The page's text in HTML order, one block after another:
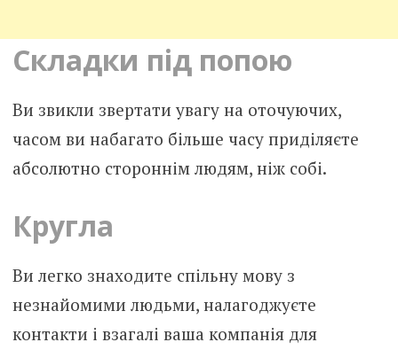
Складки під попою
Ви звикли звертати увагу на оточуючих,
часом ви набагато більше часу приділяєте
абсолютно стороннім людям, ніж собі.
Кругла
Ви легко знаходите спільну мову з
незнайомими людьми, налагоджуєте
контакти і взагалі ваша компанія для